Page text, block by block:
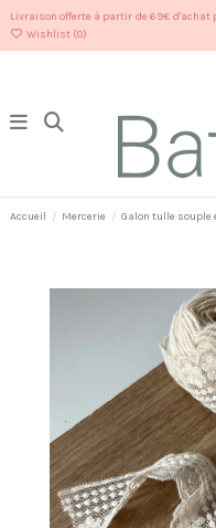
Livraison offerte à partir de 69€
Wishlist (0)
Accueil Mercerie Galon tulle souple